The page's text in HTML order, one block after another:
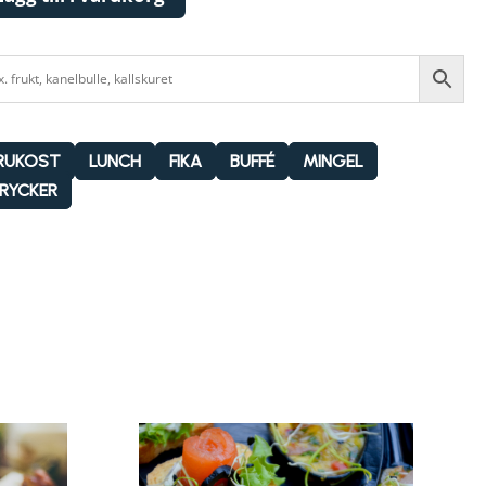
LUNCH FIKA BUFFÉ
MINGEL